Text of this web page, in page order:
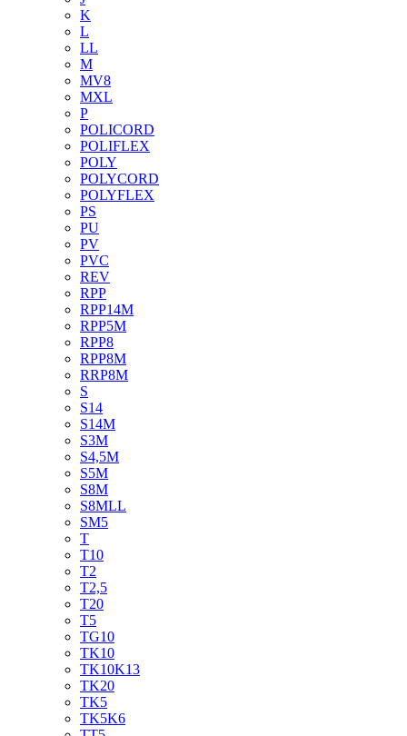
K
L
LL
M
MV8
MXL
P
POLICORD
POLIFLEX
POLY
POLYCORD
POLYFLEX
PS
PU
PV
PVC
REV
RPP
RPP14M
RPP5M
RPP8
RPP8M
RRP8M
S
S14
S14M
S3M
S4,5M
S5M
S8M
S8MLL
SM5
T
T10
T2
T2,5
T20
T5
TG10
TK10
TK10K13
TK20
TK5
TK5K6